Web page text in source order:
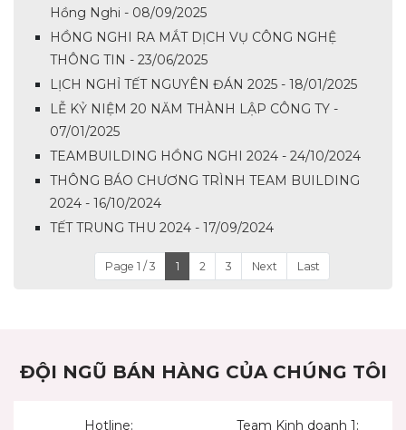
Hồng Nghi - 08/09/2025
HỒNG NGHI RA MẮT DỊCH VỤ CÔNG NGHỆ
THÔNG TIN - 23/06/2025
LỊCH NGHỈ TẾT NGUYÊN ĐÁN 2025 - 18/01/2025
LỄ KỶ NIỆM 20 NĂM THÀNH LẬP CÔNG TY -
07/01/2025
TEAMBUILDING HỒNG NGHI 2024 - 24/10/2024
THÔNG BÁO CHƯƠNG TRÌNH TEAM BUILDING
2024 - 16/10/2024
TẾT TRUNG THU 2024 - 17/09/2024
Page 1 / 3 1 2 3 Next Last
ĐỘI NGŨ BÁN HÀNG CỦA CHÚNG TÔI
Hotline:
Team Kinh doanh 1: